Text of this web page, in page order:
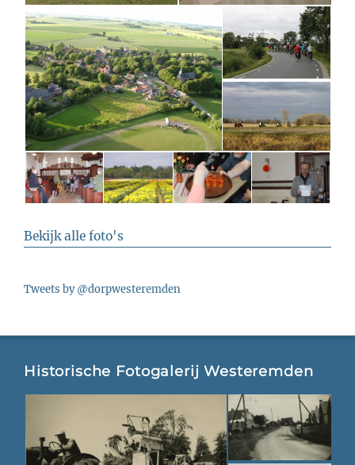
Bekijk alle foto's
Tweets by @dorpwesteremden
Historische Fotogalerij Westeremden